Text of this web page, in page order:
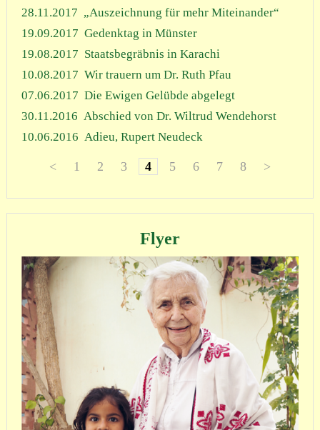
28.11.2017 „Auszeichnung für mehr Miteinander“
19.09.2017 Gedenktag in Münster
19.08.2017 Staatsbegräbnis in Karachi
10.08.2017 Wir trauern um Dr. Ruth Pfau
07.06.2017 Die Ewigen Gelübde abgelegt
30.11.2016 Abschied von Dr. Wiltrud Wendehorst
10.06.2016 Adieu, Rupert Neudeck
< 1 2 3 4 5 6 7 8 >
Flyer